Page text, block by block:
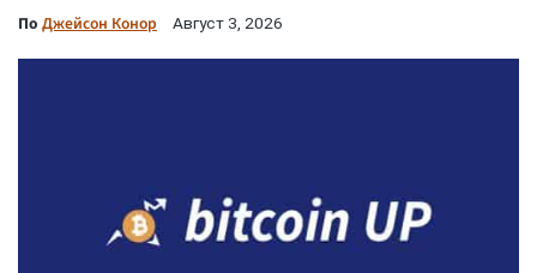
По Джейсон Конор Август 3, 2026